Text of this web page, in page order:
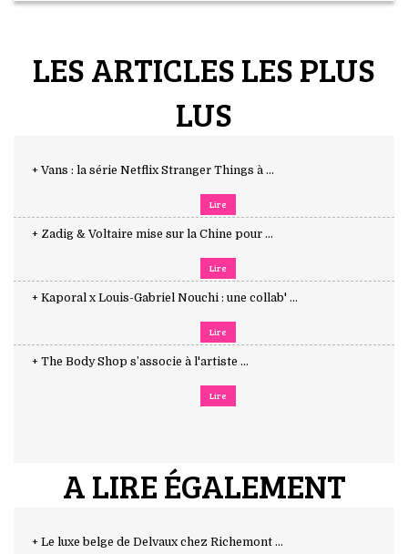
LES ARTICLES LES PLUS
LUS
+ Vans : la série Netflix Stranger Things à ...
Lire
+ Zadig & Voltaire mise sur la Chine pour ...
Lire
+ Kaporal x Louis-Gabriel Nouchi : une collab' ...
Lire
+ The Body Shop s’associe à l'artiste ...
Lire
A LIRE ÉGALEMENT
+ Le luxe belge de Delvaux chez Richemont ...